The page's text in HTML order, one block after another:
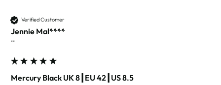
Verified Customer
Jennie Mal****
""
Mercury Black UK 8┃EU 42┃US 8.5